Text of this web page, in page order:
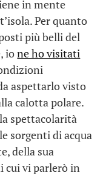
in mente
Per quanto
più belli del
ione ho visitati
aspettarlo visto
calotta polare.
spettacolarità
sorgenti di acqua
della sua
cui vi parlerò in